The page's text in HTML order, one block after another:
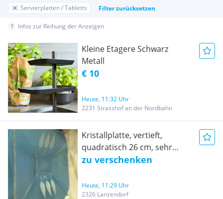
Servierplatten / Tabletts Filter zurücksetzen
Infos zur Reihung der Anzeigen
Kleine Etagere Schwarz
Metall
€ 10
Heute, 11:32 Uhr
2231 Strasshof an der Nordbahn
Kristallplatte, vertieft,
quadratisch 26 cm, sehr
dekorativ
zu verschenken
Heute, 11:29 Uhr
2326 Lanzendorf